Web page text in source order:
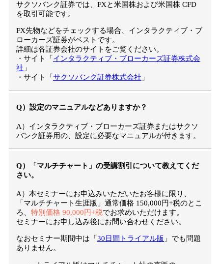
サクソバンク証券では、FXと米国株および米国株 CFD
を取引可能です。
FX先物などをチェックする場合、インタラクティブ・ブ
ローカーズ証券がベストです。
詳細は各証券会社のサイトをご覧ください。
・サイト「 インタラクティブ・ブローカーズ証券株式会
社 」
・サイト「 サクソバンク証券株式会社 」
Q）設定のマニュアルなどありますか？
A）インタラクティブ・ブローカーズ証券またはサクソ
バンク証券用の、設定に必要なマニュアルが付きます。
Q）「マルチチャート」の受講割引について教えてくだ
さい。
A）本セミナーにお申込みいただいたお客様に限り、
「マルチチャート生涯版」通常価格 150,000円+税のとこ
ろ、 特別価格 90,000円+税でお求めいただけます。
セミナーにお申し込み後にお問い合わせください。
なおセミナー期間中は「 30日間トライアル版 」でも問題
ありません。